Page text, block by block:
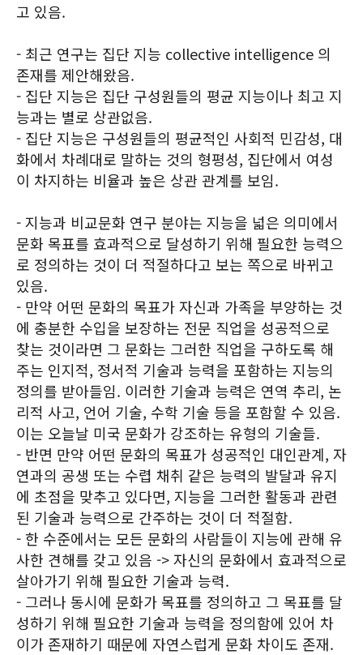
고 있음.
- 최근 연구는 집단 지능 collective intelligence 의
존재를 제안해왔음.
- 집단 지능은 집단 구성원들의 평균 지능이나 최고 지
능과는 별로 상관없음.
- 집단 지능은 구성원들의 평균적인 사회적 민감성, 대
화에서 차례대로 말하는 것의 형평성, 집단에서 여성
이 차지하는 비율과 높은 상관 관계를 보임.
- 지능과 비교문화 연구 분야는 지능을 넓은 의미에서
문화 목표를 효과적으로 달성하기 위해 필요한 능력으
로 정의하는 것이 더 적절하다고 보는 쪽으로 바뀌고
있음.
- 만약 어떤 문화의 목표가 자신과 가족을 부양하는 것
에 충분한 수입을 보장하는 전문 직업을 성공적으로
찾는 것이라면 그 문화는 그러한 직업을 구하도록 해
주는 인지적, 정서적 기술과 능력을 포함하는 지능의
정의를 받아들임. 이러한 기술과 능력은 연역 추리, 논
리적 사고, 언어 기술, 수학 기술 등을 포함할 수 있음.
이는 오늘날 미국 문화가 강조하는 유형의 기술들.
- 반면 만약 어떤 문화의 목표가 성공적인 대인관계, 자
연과의 공생 또는 수렵 채취 같은 능력의 발달과 유지
에 초점을 맞추고 있다면, 지능을 그러한 활동과 관련
된 기술과 능력으로 간주하는 것이 더 적절함.
- 한 수준에서는 모든 문화의 사람들이 지능에 관해 유
사한 견해를 갖고 있음 -> 자신의 문화에서 효과적으로
살아가기 위해 필요한 기술과 능력.
- 그러나 동시에 문화가 목표를 정의하고 그 목표를 달
성하기 위해 필요한 기술과 능력을 정의함에 있어 차
이가 존재하기 때문에 자연스럽게 문화 차이도 존재.